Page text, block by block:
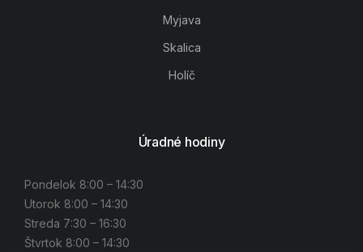
Myjava
Skalica
Holíč
Úradné hodiny
Pondelok 8:00 – 14:30
Utorok 8:00 – 14:30
Streda 7:30 – 16:30
Štvrtok 8:00 – 14:30